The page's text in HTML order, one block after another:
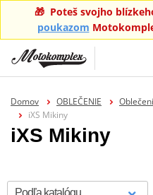
🎁 Poteš svojho
poukazom
Domov OBLEČENIE
iXS Mikiny
iXS Mikiny